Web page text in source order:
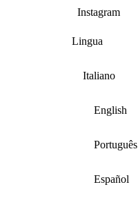
Instagram
Lingua
Italiano
English
Português
Español